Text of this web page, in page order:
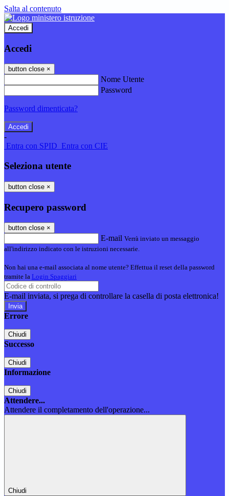
Salta al contenuto
Accedi
Accedi
button close ×
Nome Utente
Password
Password dimenticata?
-
Entra con SPID Entra con CIE
Seleziona utente
button close ×
Recupero password
button close ×
E-mail Verrà inviato un messaggio
all'indirizzo indicato con le istruzioni necessarie.
Non hai una e-mail associata al nome utente? Effettua il reset della password
tramite la Login Spaggiari
E-mail inviata, si prega di controllare la casella di posta elettronica!
Errore
Chiudi
Successo
Chiudi
Informazione
Chiudi
Attendere...
Attendere il completamento dell'operazione...
Chiudi